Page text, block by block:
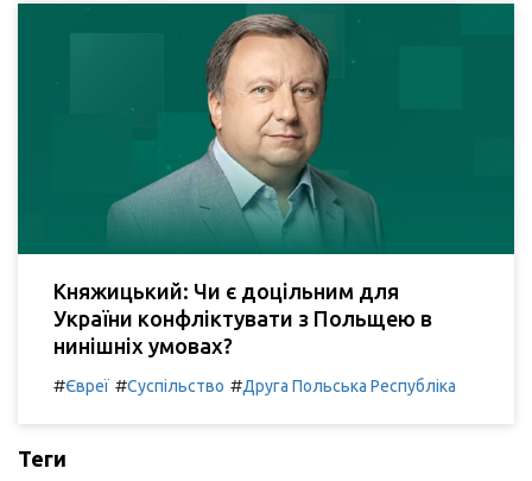
Княжицький: Чи є доцільним для
України конфліктувати з Польщею в
нинішніх умовах?
#Євреї #Суспільство #Друга Польська Республіка
Теги